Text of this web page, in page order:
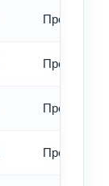
Превод -
Превод -
Превод -
Превод -